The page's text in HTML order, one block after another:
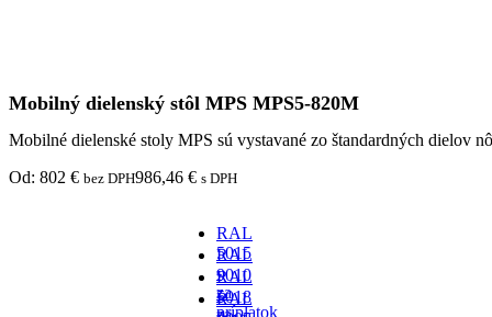
Mobilný dielenský stôl MPS MPS5-820M
Mobilné dielenské stoly MPS sú vystavané zo štandardných
Od: 802 € bez DPH986,46 € s DPH
RAL
5015
-
za
príplatok
RAL
9010
-
RAL
5018
RAL